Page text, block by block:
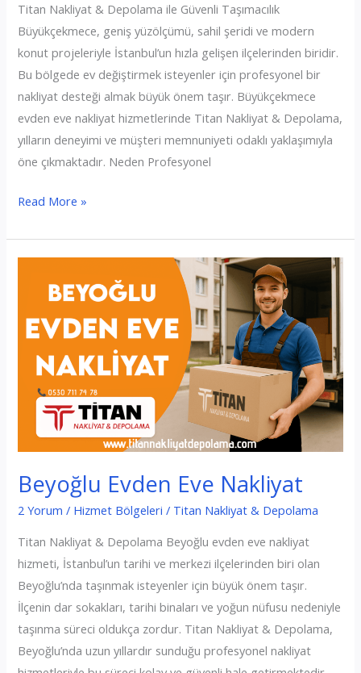
Titan Nakliyat & Depolama ile Güvenli Taşımacılık
Büyükçekmece, geniş yüzölçümü, sahil şeridi ve modern
konut projeleriyle İstanbul’un hızla gelişen ilçelerinden biridir.
Bu bölgede ev değiştirmek isteyenler için profesyonel bir
nakliyat desteği almak büyük önem taşır. Büyükçekmece
evden eve nakliyat hizmetlerinde Titan Nakliyat & Depolama,
yılların deneyimi ve müşteri memnuniyeti odaklı yaklaşımıyla
öne çıkmaktadır. Neden Profesyonel
Büyükçekmece
Eve
Read More »
Beyoğlu Evden Eve Nakliyat
2 Yorum / Hizmet Bölgeleri / Titan Nakliyat & Depolama
Titan Nakliyat & Depolama Beyoğlu evden eve nakliyat
hizmeti, İstanbul’un tarihi ve merkezi ilçelerinden biri olan
Beyoğlu’nda taşınmak isteyenler için büyük önem taşır.
İlçenin dar sokakları, tarihi binaları ve yoğun nüfusu nedeniyle
taşınma süreci oldukça zordur. Titan Nakliyat & Depolama,
Beyoğlu’nda uzun yıllardır sunduğu profesyonel nakliyat